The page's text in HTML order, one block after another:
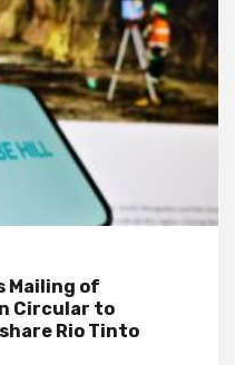
Mailing of
Circular to
Rio Tinto